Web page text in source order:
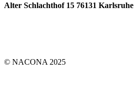
Alter Schlachthof 15 76131 Karlsruhe
© NACONA 2025